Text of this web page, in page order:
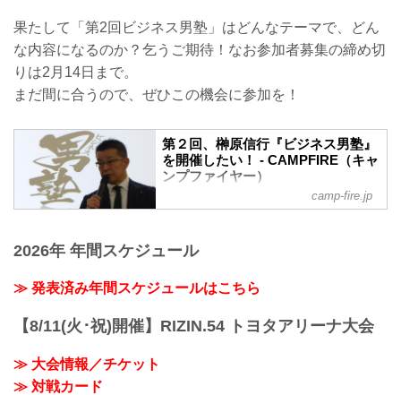
果たして「第2回ビジネス男塾」はどんなテーマで、どん
な内容になるのか？乞うご期待！なお参加者募集の締め切
りは2月14日まで。
まだ間に合うので、ぜひこの機会に参加を！
第２回、榊原信行『ビジネス男塾』
を開催したい！ - CAMPFIRE（キャ
ンプファイヤー）
1997年10月11日、東京ドームで産声を挙
榊原信行が塾長となり立ち上げた『ビジ
が決定！ 榊原独自のスポーツエンター
び一挙大公開！
camp-fire.jp
2026年 年間スケジュール
≫ 発表済み年間スケジュールはこちら
【8/11(火･祝)開催】RIZIN.54 トヨタアリーナ大会
≫ 大会情報／チケット
≫ 対戦カード